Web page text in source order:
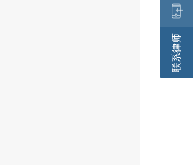
联系律师